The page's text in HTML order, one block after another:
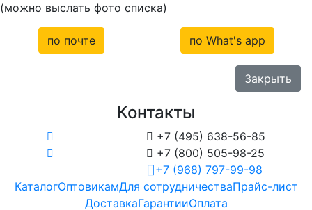
(можно выслать фото списка)
по почте по What's app
Закрыть
Контакты
 +7 (495) 638-56-85
 +7 (800) 505-98-25
+7 (968) 797-99-98
КаталогОптовикамДля сотрудничестваПрайс-лист
ДоставкаГарантииОплата